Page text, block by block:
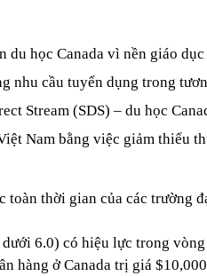
du học Canada vì nền giáo
nhu cầu tuyển dụng trong
Stream (SDS) – du học
Nam bằng việc giảm thiểu
thời gian của các trường
6.0) có hiệu lực trong vòng
hàng ở Canada trị giá